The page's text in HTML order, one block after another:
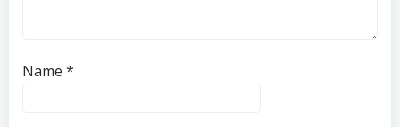
Name *